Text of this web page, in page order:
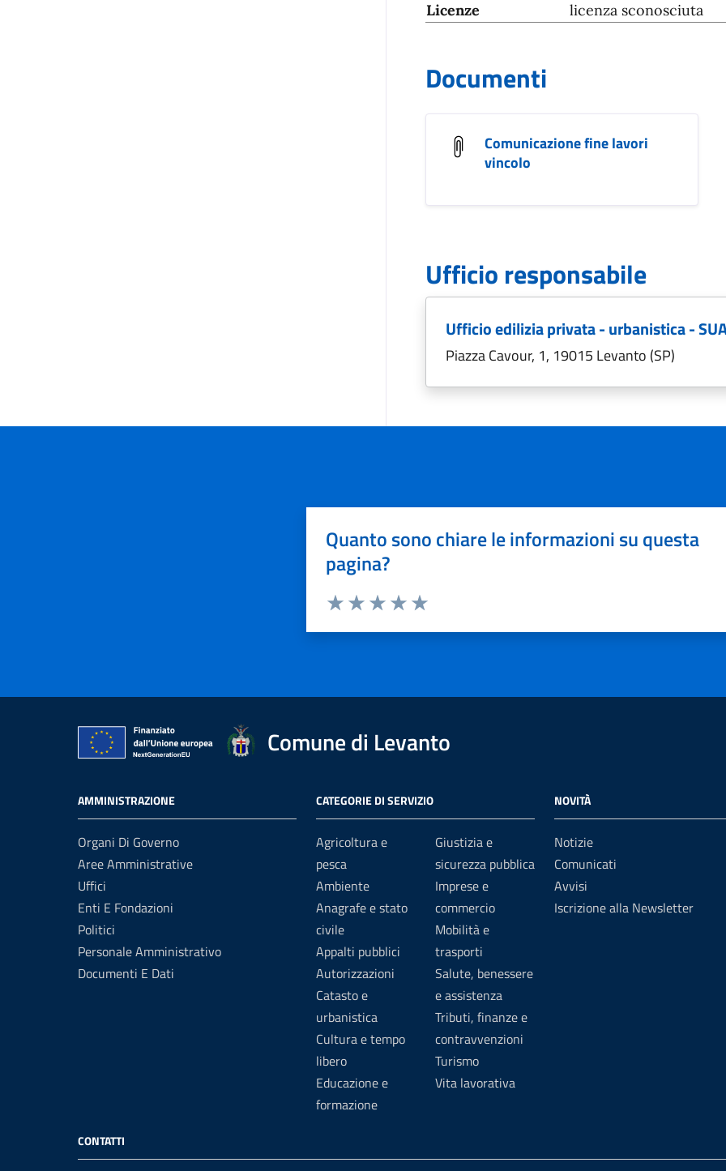
Licenze licenza sconosciuta
Documenti
Comunicazione fine lavori
vincolo
Ufficio responsabile
Ufficio edilizia privata - urbanistica -
Piazza Cavour, 1, 19015 Levanto (SP)
Quanto sono chiare le informazioni su questa
pagina?
Comune di Levanto
AMMINISTRAZIONE
Organi Di Governo
Aree Amministrative
Uffici
Enti E Fondazioni
Politici
Personale Amministrativo
Documenti E Dati
CATEGORIE DI SERVIZIO
Agricoltura e
pesca
Ambiente
Anagrafe e stato
civile
Appalti pubblici
Autorizzazioni
Catasto e
urbanistica
Cultura e tempo
libero
Educazione e
formazione
Giustizia e
sicurezza pubblica
Imprese e
commercio
Mobilità e
trasporti
Salute, benessere
e assistenza
Tributi, finanze e
contravvenzioni
Turismo
Vita lavorativa
NOVITÀ
Notizie
Comunicati
Avvisi
Iscrizione alla Newsletter
CONTATTI